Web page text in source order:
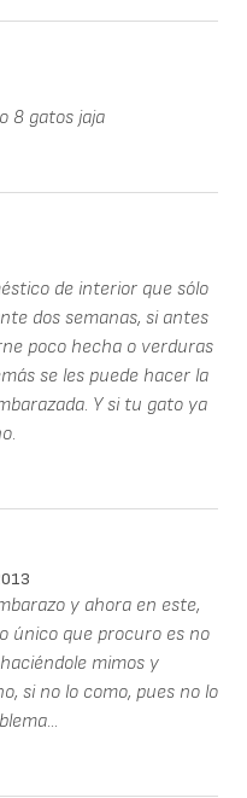
8 gatos jaja
de interior que sólo
dos semanas, si antes
poco hecha o verduras
se les puede hacer la
Y si tu gato ya
y ahora en este,
único que procuro es no
mimos y
si no lo como, pues no lo